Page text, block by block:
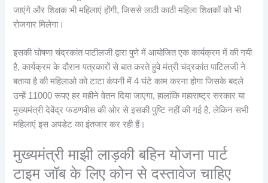
जाएंगे और शिक्षक भी महिलाएं होंगी, जिससे लाठी काठी महिला शिक्षकों को भी
रोजगार मिलेगा।
इसकी घोषणा चंद्रकांत पाटीलजी द्वारा पुणे में आयोजित एक कार्यक्रम में की गयी
है, कार्यक्रम के दौरान पत्रकारों से बात करते हुवे मंत्री चंद्रकांत पाटिलजी ने
बताया है की महिलाओ को टाटा कंपनी में 4 घंटे काम करना होगा जिसके बदले
उन्हें 11000 रूपए हर महीने वेतन दिया जाएगा, हालांकि महाराष्ट्र सरकार या
मुख्यमंत्री देवेंद्र फडणवीस की ओर से इसकी पुष्टि नहीं की गई है, लेकिन सभी
महिलाएं इस अपडेट का इंतजार कर रही हैं।
मुख्यमंत्री माझी लाड़की बहिन योजना पार्ट
टाइम जॉब के लिए कोन से दस्तावेज चाहिए